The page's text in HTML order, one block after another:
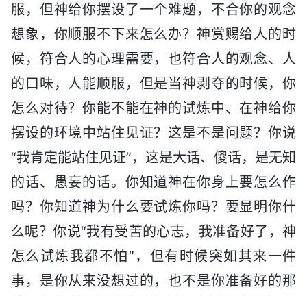
服，但神给你摆设了一个难题，不合你的观念
想象，你顺服不下来怎么办？神赏赐给人的时
候，符合人的心理需要，也符合人的观念、人
的口味，人能顺服，但是当神剥夺的时候，你
怎么对待？你能不能在神的试炼中、在神给你
摆设的环境中站住见证？这是不是问题？你说
“我肯定能站住见证”，这是大话、傻话，是无知
的话、愚妄的话。你知道神在你身上要怎么作
吗？你知道神为什么要试炼你吗？要显明你什
么呢？你说“我有受苦的心志，我准备好了，神
怎么试炼我都不怕”，但有时候突如其来一件
事，是你从来没想过的，也不是你准备好的那